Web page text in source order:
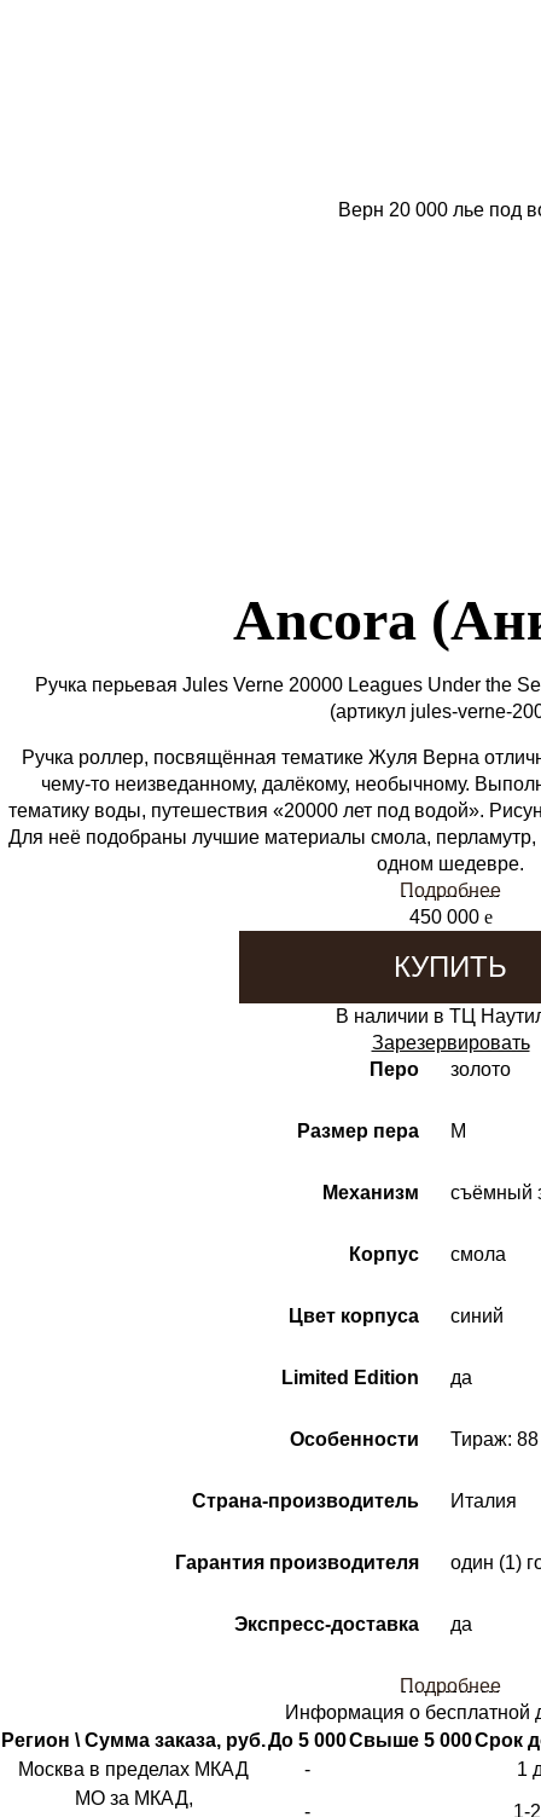
Ancora
Ручка перьевая Jules Verne 20000 Leagues Under the
(артикул jules-verne-
Ручка роллер, посвящённая тематике Жуля Верна
чему-то неизведанному, далёкому, необычному.
тематику воды, путешествия «20000 лет под водой».
Для неё подобраны лучшие материалы смола, перламутр,
одном шедевре.
Подробнее
450 000 e
КУПИТЬ
В наличии в ТЦ
Зарезервировать
Перо
золото
Размер пера M
Механизм съёмный
Корпус смола
Цвет корпуса синий
Limited Edition да
Особенности Тираж:
Страна-производитель Италия
Гарантия производителя один (1)
Экспресс-доставка да
Подробнее
Информация о бесплатной
Регион \ Сумма заказа, руб.До 5 000Свыше 5 000Срок
Москва в пределах МКАД
-
1
МО за МКАД,
- 1-